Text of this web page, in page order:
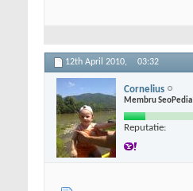
12th April 2010, 03:32
Cornelius
Membru SeoPedia
Reputatie: